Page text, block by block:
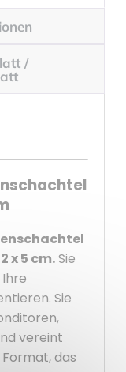
/
x 5 cm.Sie
Sie
vereint
das